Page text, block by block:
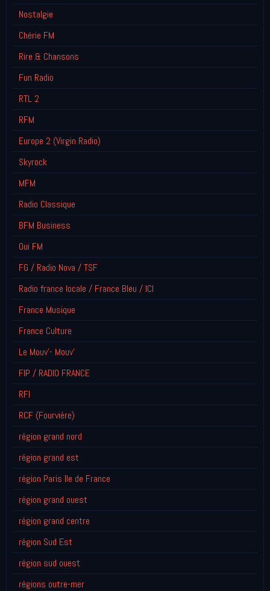
Nostalgie
Chérie FM
Rire & Chansons
Fun Radio
RTL 2
RFM
Europe 2 (Virgin Radio)
Skyrock
MFM
Radio Classique
BFM Business
Oui FM
FG / Radio Nova / TSF
Radio france locale / France Bleu / ICI
France Musique
France Culture
Le Mouv'- Mouv'
FIP / RADIO FRANCE
RFI
RCF (Fourvière)
région grand nord
région grand est
région Paris Ile de France
région grand ouest
région grand centre
région Sud Est
région sud ouest
régions outre-mer